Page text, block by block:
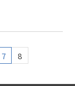
7 8